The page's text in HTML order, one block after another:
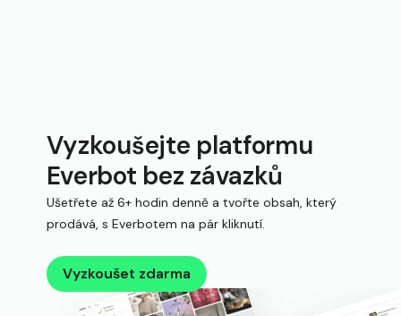
Vyzkoušejte platformu
Everbot bez závazků
Ušetřete až 6+ hodin denně a tvořte obsah, který
prodává, s Everbotem na pár kliknutí.
Vyzkoušet zdarma